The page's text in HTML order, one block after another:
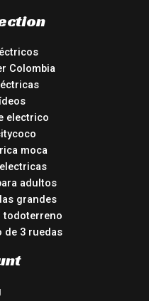
Colombia
electrico
moca
adultos
grandes
todoterreno
de 3 ruedas